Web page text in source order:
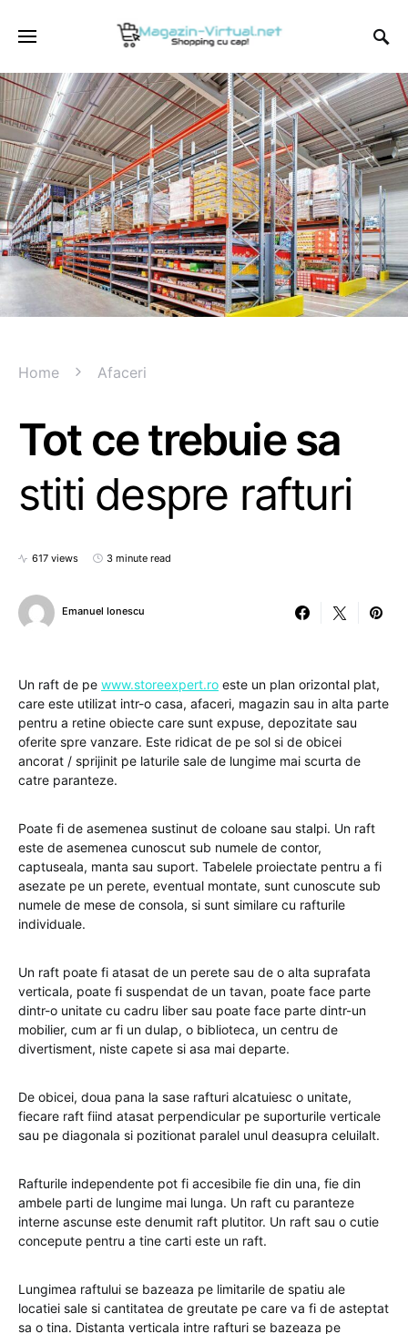
Home Afaceri
Tot ce trebuie sa
stiti despre rafturi
617 views 3 minute read
Emanuel Ionescu
Un raft de pe www.storeexpert.ro este un plan orizontal plat,
care este utilizat intr-o casa, afaceri, magazin sau in alta parte
pentru a retine obiecte care sunt expuse, depozitate sau
oferite spre vanzare. Este ridicat de pe sol si de obicei
ancorat / sprijinit pe laturile sale de lungime mai scurta de
catre paranteze.
Poate fi de asemenea sustinut de coloane sau stalpi. Un raft
este de asemenea cunoscut sub numele de contor,
captuseala, manta sau suport. Tabelele proiectate pentru a fi
asezate pe un perete, eventual montate, sunt cunoscute sub
numele de mese de consola, si sunt similare cu rafturile
individuale.
Un raft poate fi atasat de un perete sau de o alta suprafata
verticala, poate fi suspendat de un tavan, poate face parte
dintr-o unitate cu cadru liber sau poate face parte dintr-un
mobilier, cum ar fi un dulap, o biblioteca, un centru de
divertisment, niste capete si asa mai departe.
De obicei, doua pana la sase rafturi alcatuiesc o unitate,
fiecare raft fiind atasat perpendicular pe suporturile verticale
sau pe diagonala si pozitionat paralel unul deasupra celuilalt.
Rafturile independente pot fi accesibile fie din una, fie din
ambele parti de lungime mai lunga. Un raft cu paranteze
interne ascunse este denumit raft plutitor. Un raft sau o cutie
concepute pentru a tine carti este un raft.
Lungimea raftului se bazeaza pe limitarile de spatiu ale
locatiei sale si cantitatea de greutate pe care va fi de asteptat
sa o tina. Distanta verticala intre rafturi se bazeaza pe